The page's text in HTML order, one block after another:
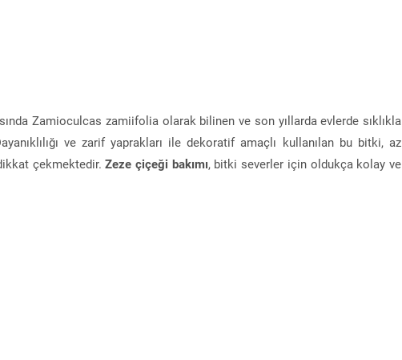
Zamioculcas zamiifolia olarak bilinen ve son yıllarda evlerde sıklıkla
ve zarif yaprakları ile dekoratif amaçlı kullanılan bu bitki, az
çekmektedir.Zeze çiçeği bakımı, bitki severler için oldukça kolay ve